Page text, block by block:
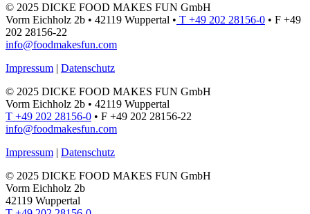
© 2025 DICKE FOOD MAKES FUN GmbH
Vorm Eichholz 2b • 42119 Wuppertal • T +49 202 28156-0 • F +49
202 28156-22
info@foodmakesfun.com
Impressum | Datenschutz
© 2025 DICKE FOOD MAKES FUN GmbH
Vorm Eichholz 2b • 42119 Wuppertal
T +49 202 28156-0 • F +49 202 28156-22
info@foodmakesfun.com
Impressum | Datenschutz
© 2025 DICKE FOOD MAKES FUN GmbH
Vorm Eichholz 2b
42119 Wuppertal